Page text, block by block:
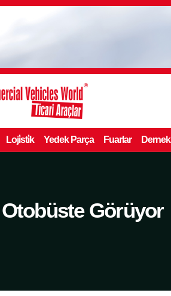
Loji̇sti̇k Yedek Parça Fuarlar Dernek
Görüyor